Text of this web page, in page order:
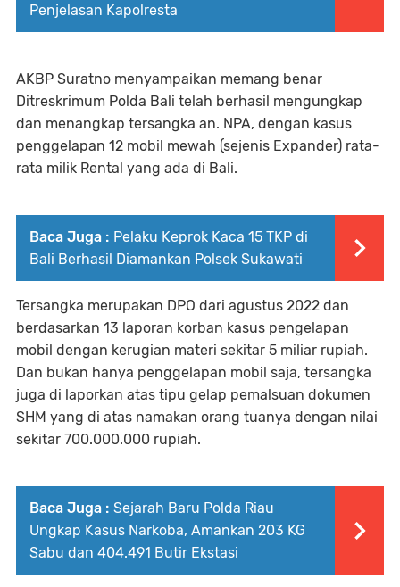
Penjelasan Kapolresta
AKBP Suratno menyampaikan memang benar
Ditreskrimum Polda Bali telah berhasil mengungkap
dan menangkap tersangka an. NPA, dengan kasus
penggelapan 12 mobil mewah (sejenis Expander) rata-
rata milik Rental yang ada di Bali.
Baca Juga : Pelaku Keprok Kaca 15 TKP di
Bali Berhasil Diamankan Polsek Sukawati
Tersangka merupakan DPO dari agustus 2022 dan
berdasarkan 13 laporan korban kasus pengelapan
mobil dengan kerugian materi sekitar 5 miliar rupiah.
Dan bukan hanya penggelapan mobil saja, tersangka
juga di laporkan atas tipu gelap pemalsuan dokumen
SHM yang di atas namakan orang tuanya dengan nilai
sekitar 700.000.000 rupiah.
Baca Juga : Sejarah Baru Polda Riau
Ungkap Kasus Narkoba, Amankan 203 KG
Sabu dan 404.491 Butir Ekstasi